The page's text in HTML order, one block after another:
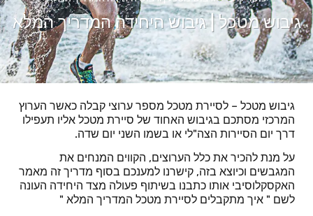
גיבוש מטכל | גיבוש היחידה המדריך המלא
גיבוש מטכל – לסיירת מטכל מספר ערוצי קבלה כאשר הערוץ
המרכזי מסתכם בגיבוש האחוד של סיירת מטכל אליו תעפילו
דרך יום הסיירות הצה"לי או בשמו השני יום שדה.
על מנת להכיר את כלל הערוצים, הקווים המנחים את
המגבשים וכיוצא בזה, קישרנו למענכם בסוף מדריך זה מאמר
האקסקלוסיבי אותו כתבנו בשיתוף פעולה מצד היחידה העונה
לשם " איך מתקבלים לסיירת מטכל המדריך המלא "